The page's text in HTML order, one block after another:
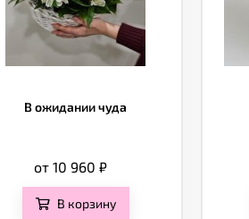
В ожидании чуда
от 10 960 ₽
В корзину